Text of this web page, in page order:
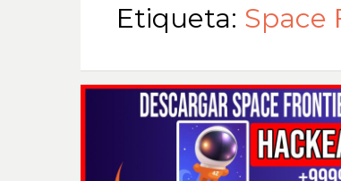
Etiqueta: Space